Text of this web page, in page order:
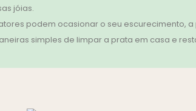
jóias.
podem ocasionar o seu escurecimento,
simples de limpar a prata em casa e